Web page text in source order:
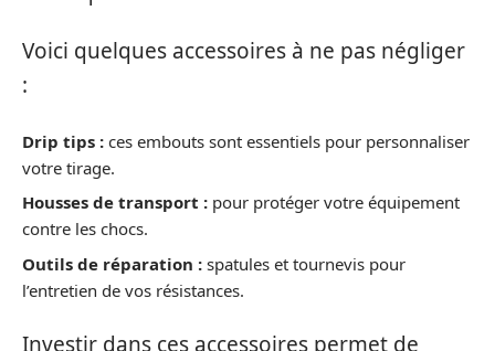
Voici quelques accessoires à ne pas négliger
:
Drip tips : ces embouts sont essentiels pour personnaliser
votre tirage.
Housses de transport : pour protéger votre équipement
contre les chocs.
Outils de réparation : spatules et tournevis pour
l’entretien de vos résistances.
Investir dans ces accessoires permet de